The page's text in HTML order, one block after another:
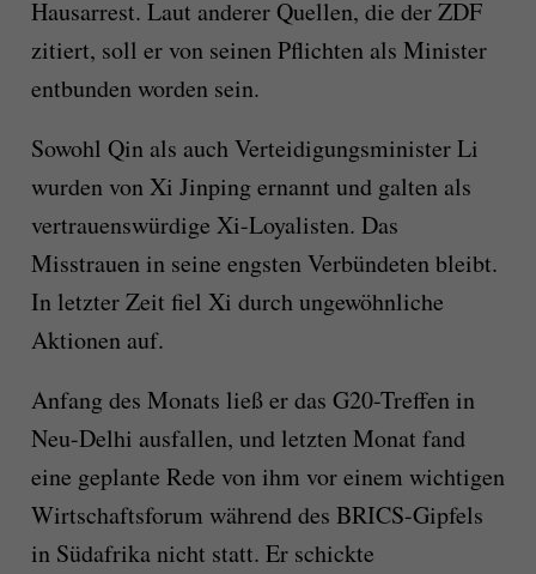
Hausarrest. Laut anderer Quellen, die der ZDF
zitiert, soll er von seinen Pflichten als Minister
entbunden worden sein.
Sowohl Qin als auch Verteidigungsminister Li
wurden von Xi Jinping ernannt und galten als
vertrauenswürdige Xi-Loyalisten. Das
Misstrauen in seine engsten Verbündeten bleibt.
In letzter Zeit fiel Xi durch ungewöhnliche
Aktionen auf.
Anfang des Monats ließ er das G20-Treffen in
Neu-Delhi ausfallen, und letzten Monat fand
eine geplante Rede von ihm vor einem wichtigen
Wirtschaftsforum während des BRICS-Gipfels
in Südafrika nicht statt. Er schickte